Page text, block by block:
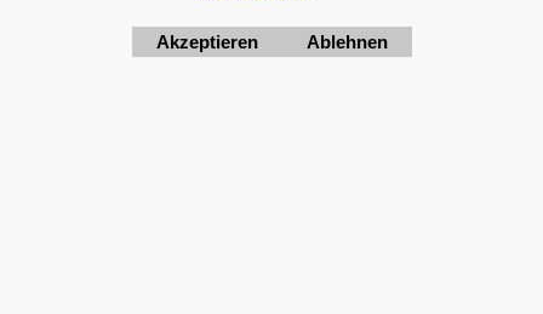
Bestellung widerrufen
Akzeptieren Ablehnen